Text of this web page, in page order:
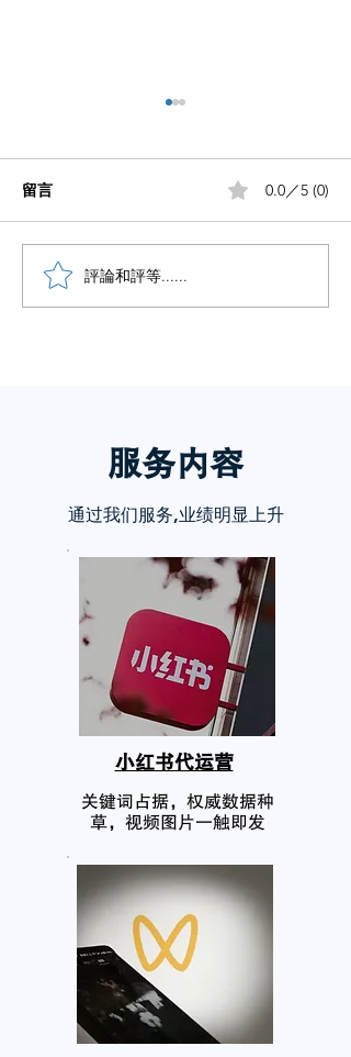
小红书五个痛点谁懂啊
留言 0.0／5 (0)
評論和評等......
服务内容
通过我们服务,业绩明显上升
小红书代运营
关键词占据，权威数据种
草，视频图片一触即发